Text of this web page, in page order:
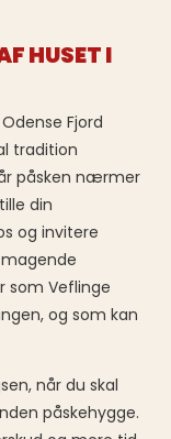
HUSET I
Fjord
tradition
påsken nærmer
din
og invitere
som Veflinge
og som kan
når du skal
påskehygge.